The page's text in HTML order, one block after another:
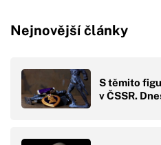
Nejnovější články
S těmito
v ČSSR.